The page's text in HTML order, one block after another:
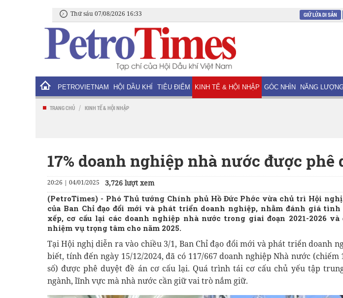
Thứ sáu 07/08/2026 16:33 GIỮ LỬA DI SẢN
PETROVIETNAM HỘI DẦU KHÍ TIÊU ĐIỂM KINH TẾ & HỘI NHẬP GÓC NHÌN NĂNG
TRANG CHỦ / KINH TẾ & HỘI NHẬP
17% doanh nghiệp nhà nước được
20:26 | 04/01/2025 3,726 lượt xem
(PetroTimes) - Phó Thủ tướng Chính phủ Hồ Đức Phớc vừa chủ trì Hội
của Ban Chỉ đạo đổi mới và phát triển doanh nghiệp, nhằm đánh giá
xếp, cơ cấu lại các doanh nghiệp nhà nước trong giai đoạn 2021-2026 và
nhiệm vụ trọng tâm cho năm 2025.
Tại Hội nghị diễn ra vào chiều 3/1, Ban Chỉ đạo đổi mới và phát triển doanh
biết, tính đến ngày 15/12/2024, đã có 117/667 doanh nghiệp Nhà nước (chiếm
số) được phê duyệt đề án cơ cấu lại. Quá trình tái cơ cấu chủ yếu tập
ngành, lĩnh vực mà nhà nước cần giữ vai trò nắm giữ.